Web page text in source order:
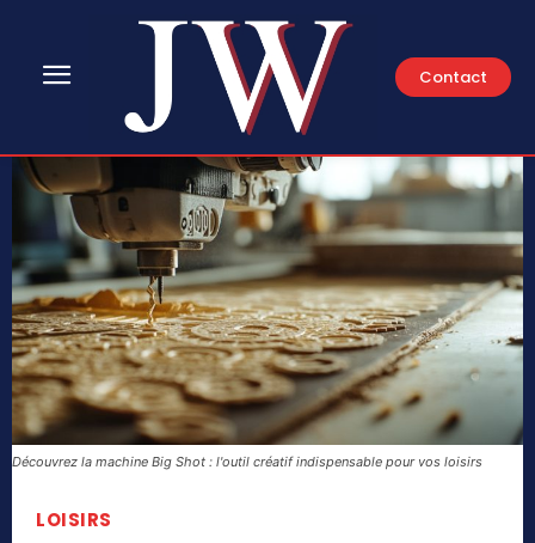
Contact
Découvrez la machine Big Shot : l'outil créatif indispensable pour vos loisirs
LOISIRS